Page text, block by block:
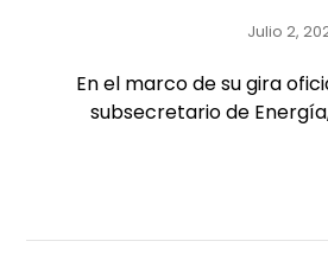
Julio 2,
En el marco de su gira
subsecretario de Energía,